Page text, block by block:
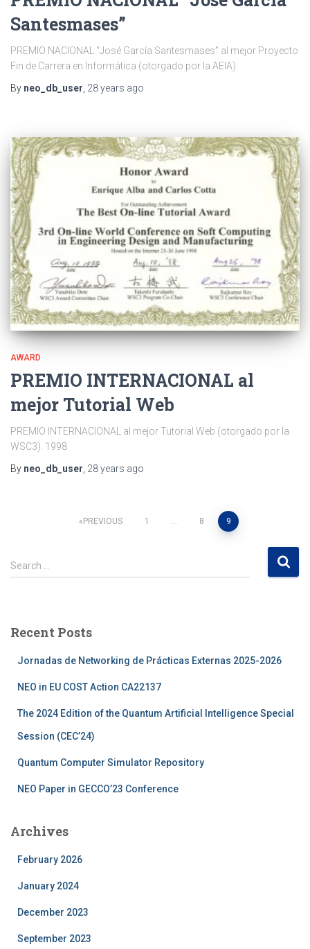
Santesmases”
PREMIO NACIONAL “José García Santesmases” al mejor Proyecto
Fin de Carrera en Informática (otorgado por la AEIA)
By neo_db_user 28 years ago
AWARD
PREMIO INTERNACIONAL al
mejor Tutorial Web
PREMIO INTERNACIONAL al mejor Tutorial Web (otorgado por la
WSC3). 1998
By neo_db_user 28 years ago
pagination
PREVIOUS 1 8 9
S
e
h
Search …
Recent Posts
Jornadas de Networking de Prácticas Externas 2025-2026
NEO in EU COST Action CA22137
The 2024 Edition of the Quantum Artificial Intelligence Special
Session (CEC’24)
Quantum Computer Simulator Repository
NEO Paper in GECCO’23 Conference
Archives
February 2026
January 2024
December 2023
September 2023